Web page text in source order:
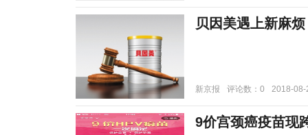
贝因美遇上新麻
新京报 评论数：0 2018-08-
9价宫颈癌疫苗现